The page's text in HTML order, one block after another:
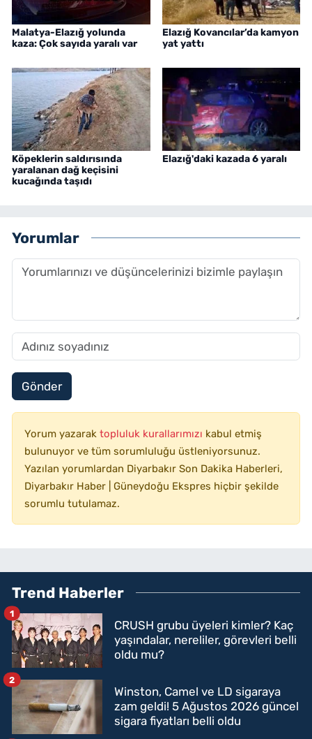
Malatya-Elazığ yolunda
kaza: Çok sayıda yaralı var
Elazığ Kovancılar’da kamyon
yat yattı
Köpeklerin saldırısında
yaralanan dağ keçisini
kucağında taşıdı
Elazığ'daki kazada 6 yaralı
Yorumlar
Gönder
Yorum yazarak topluluk kurallarımızı kabul etmiş
bulunuyor ve tüm sorumluluğu üstleniyorsunuz.
Yazılan yorumlardan Diyarbakır Son Dakika Haberleri,
Diyarbakır Haber | Güneydoğu Ekspres hiçbir şekilde
sorumlu tutulamaz.
Trend Haberler
CRUSH grubu üyeleri kimler? Kaç
yaşındalar, nereliler, görevleri belli
oldu mu?
1
Winston, Camel ve LD sigaraya
zam geldi! 5 Ağustos 2026 güncel
sigara fiyatları belli oldu
2